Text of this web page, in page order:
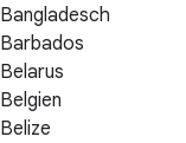
Bangladesch
Barbados
Belarus
Belgien
Belize